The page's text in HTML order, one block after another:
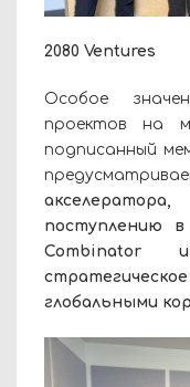
2080 Ventures
Особое
проектов на
подписанный
поступлению
глобальными